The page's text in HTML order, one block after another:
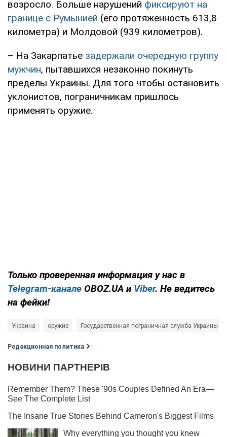
возросло. Больше нарушений фиксируют на
границе с Румынией (его протяженность 613,8
километра) и Молдовой (939 километров).
– На Закарпатье задержали очередную группу
мужчин, пытавшихся незаконно покинуть
пределы Украины. Для того чтобы остановить
уклонистов, пограничникам пришлось
применять оружие.
Только проверенная информация у нас в
Telegram-канале OBOZ.UA и Viber. Не ведитесь
на фейки!
Украина оружие Государственная пограничная служба Украины
Редакционная политика